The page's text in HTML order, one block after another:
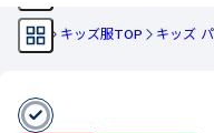
TOP キッズ服TOP キッズ